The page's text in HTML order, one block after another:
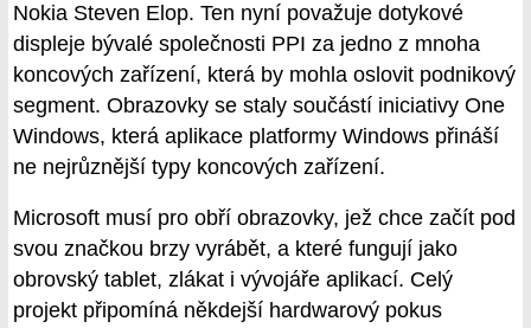
Nokia Steven Elop. Ten nyní považuje dotykové
displeje bývalé společnosti PPI za jedno z mnoha
koncových zařízení, která by mohla oslovit podnikový
segment. Obrazovky se staly součástí iniciativy One
Windows, která aplikace platformy Windows přináší
ne nejrůznější typy koncových zařízení.
Microsoft musí pro obří obrazovky, jež chce začít pod
svou značkou brzy vyrábět, a které fungují jako
obrovský tablet, zlákat i vývojáře aplikací. Celý
projekt připomíná někdejší hardwarový pokus